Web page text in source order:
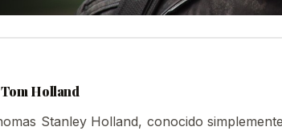
Holland
Stanley Holland, conocido